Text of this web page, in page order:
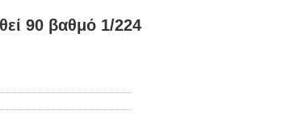
90 βαθμό 1/224